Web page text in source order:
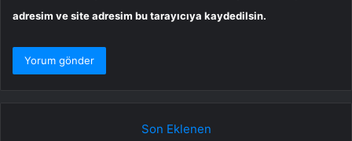
adresim ve site adresim bu tarayıcıya kaydedilsin.
Son Eklenen